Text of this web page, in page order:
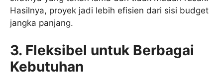
Hasilnya, proyek jadi lebih efisien dari sisi budget
jangka panjang.
3. Fleksibel untuk Berbagai
Kebutuhan